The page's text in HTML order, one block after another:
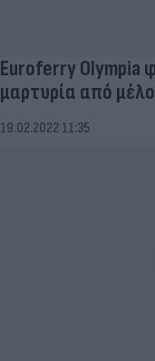
Euroferry Olympia
μαρτυρία από
19.02.2022 11:35